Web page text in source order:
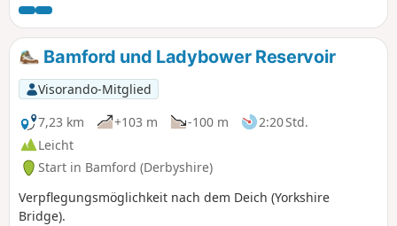
hoch gelegenen Route für den Rückweg über Ringing
Roger nach Edale.
Bamford und Ladybower Reservoir
Visorando-Mitglied
7,23 km
+103 m -100 m
2:20 Std.
Leicht
Start in Bamford (Derbyshire)
Verpflegungsmöglichkeit nach dem Deich (Yorkshire
Bridge).